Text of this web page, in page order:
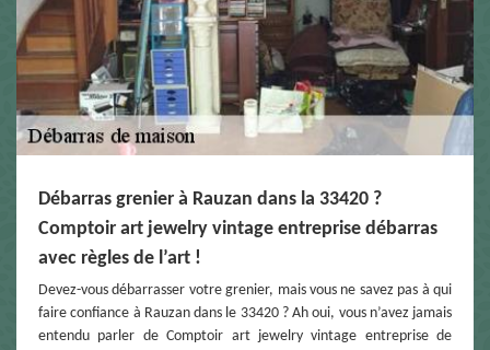
Débarras grenier à Rauzan dans la 33420 ?
Comptoir art jewelry vintage entreprise débarras
avec règles de l’art !
Devez-vous débarrasser votre grenier, mais vous ne savez pas à qui
faire confiance à Rauzan dans le 33420 ? Ah oui, vous n’avez jamais
entendu parler de Comptoir art jewelry vintage entreprise de